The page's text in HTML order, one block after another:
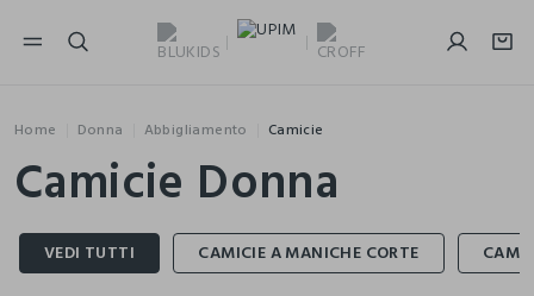
NAVIGATION.ARIA.GOTOMAINCONTENT
Home Donna Abbigliamento Camicie
Camicie Donna